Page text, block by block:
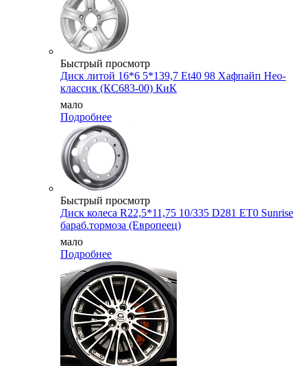
Быстрый просмотр
Диск литой 16*6 5*139,7 Et40 98 Хафпайп Нео-
классик (КС683-00) КиК
мало
Подробнее
Быстрый просмотр
Диск колеса R22,5*11,75 10/335 D281 ET0 Sunrise
бараб.тормоза (Европеец)
мало
Подробнее